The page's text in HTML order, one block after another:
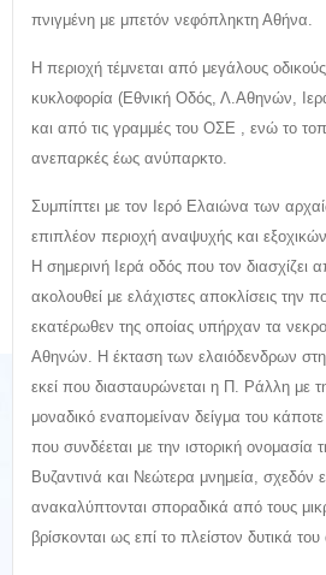
πνιγμένη με μπετόν νεφόπληκτη Αθήνα.
Η περιοχή τέμνεται από μεγάλους
κυκλοφορία (Εθνική Οδός, Λ.Αθηνών,
και από τις γραμμές του ΟΣΕ , ενώ το
ανεπαρκές έως ανύπαρκτο.
Συμπίπτει με τον Ιερό Ελαιώνα των
επιπλέον περιοχή αναψυχής και
Η σημερινή Ιερά οδός που τον διασχίζει
ακολουθεί με ελάχιστες αποκλίσεις την
εκατέρωθεν της οποίας υπήρχαν τα
Αθηνών. Η έκταση των ελαιόδενδρων
εκεί που διασταυρώνεται η Π. Ράλλη με
μοναδικό εναπομείναν δείγμα του
που συνδέεται με την ιστορική ονομασία
Βυζαντινά και Νεώτερα μνημεία, σχεδόν
ανακαλύπτονται σποραδικά από τους
βρίσκονται ως επί το πλείστον δυτικά